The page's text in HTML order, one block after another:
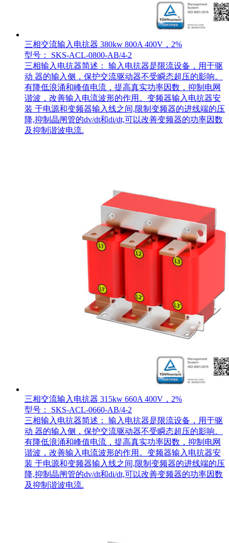
三相交流输入电抗器 380kw 800A 400V，2%
型号： SKS-ACL-0800-AB/4-2
三相输入电抗器简述： 输入电抗器是限流设备，用于驱
动 器的输入侧，保护交流驱动器不受瞬态超压的影响。
有降低浪涌和峰值电流，提高真实功率因数，抑制电网
谐波，改善输入电流波形的作用。变频器输入电抗器安
装 于电源和变频器输入线之间,限制变频器的进线端的压
降,抑制晶闸管的dv/dt和di/dt,可以改善变频器的功率因数
及抑制谐波电流.
三相交流输入电抗器 315kw 660A 400V，2%
型号： SKS-ACL-0660-AB/4-2
三相输入电抗器简述： 输入电抗器是限流设备，用于驱
动 器的输入侧，保护交流驱动器不受瞬态超压的影响。
有降低浪涌和峰值电流，提高真实功率因数，抑制电网
谐波，改善输入电流波形的作用。变频器输入电抗器安
装 于电源和变频器输入线之间,限制变频器的进线端的压
降,抑制晶闸管的dv/dt和di/dt,可以改善变频器的功率因数
及抑制谐波电流.